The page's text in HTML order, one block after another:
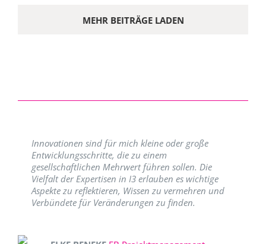
MEHR BEITRÄGE LADEN
Innovationen sind für mich kleine oder große
Entwicklungsschritte, die zu einem
gesellschaftlichen Mehrwert führen sollen. Die
Vielfalt der Expertisen in I3 erlauben es wichtige
Aspekte zu reflektieren, Wissen zu vermehren und
Verbündete für Veränderungen zu finden.